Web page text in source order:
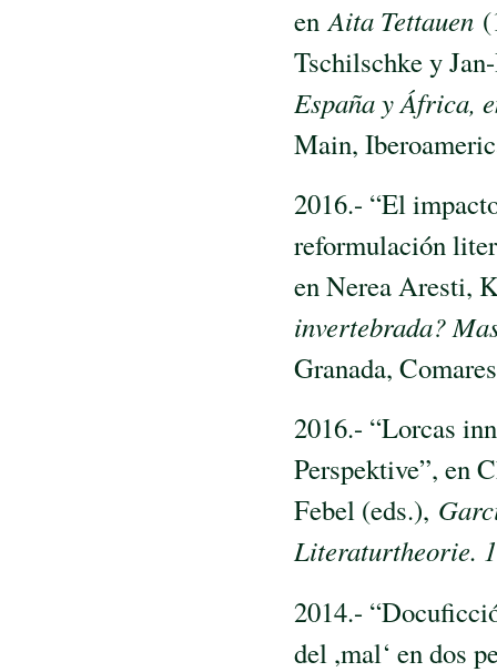
enAita Tettauen
Tschilschke y
España y África,
Main,
2016.- “El
reformulación
en Nerea Aresti,
invertebrada?
Granada,
2016.- “Lorcas
Perspektive”, en
Febel (eds.),
Literaturtheorie.
2014.-
del ,mal‘ en dos